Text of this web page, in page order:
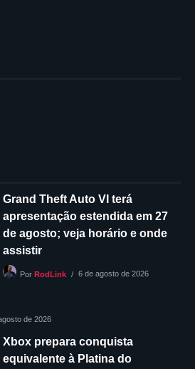
Grand Theft Auto VI terá
apresentação estendida em 27
de agosto; veja horário e onde
assistir
Por RodLink 6 de agosto de 2026
de 2026
Xbox prepara conquista
equivalente à Platina do